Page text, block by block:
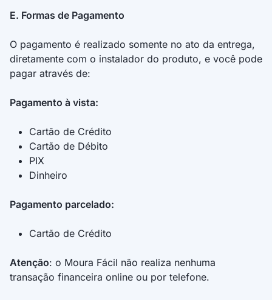
E. Formas de Pagamento
O pagamento é realizado somente no ato da entrega,
diretamente com o instalador do produto, e você pode
pagar através de:
Pagamento à vista:
Cartão de Crédito
Cartão de Débito
PIX
Dinheiro
Pagamento parcelado:
Cartão de Crédito
Atenção: o Moura Fácil não realiza nenhuma
transação financeira online ou por telefone.
4.4. Para utilizar o bônus, o Participante deverá
Bonus, inserir seus dados conforme solicitado pelo
Aplicativo, e aceitar os Termos de Uso do Vale Bonus
e Aviso de Privacidade.
5. DO CADASTRO NO APLICATIVO VALE BONUS
5.1. Para utilizar o bônus, o Participante deverá
cadastrar-se no aplicativo Vale Bonus, informando o
mesmo CPF utilizado no ato da compra no site
/indiqueamigo do Moura Fácil.
cadastrarem no aplicativo Vale Bonus devem garantir
cadastro Moura, e concordar em receber
6. DO VALE BONUS